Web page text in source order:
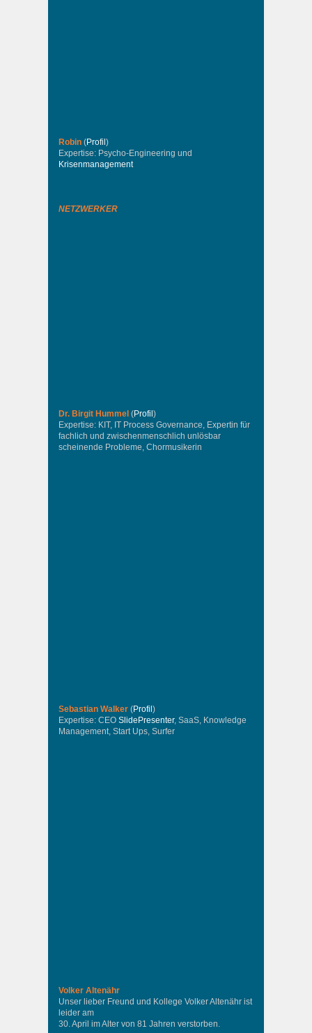
Robin (Profil)
Expertise: Psycho-Engineering und
Krisenmanagement
NETZWERKER
Dr. Birgit Hummel (Profil)
Expertise: KIT, IT Process Governance, Expertin für
fachlich und zwischenmenschlich unlösbar
scheinende Probleme, Chormusikerin
Sebastian Walker (Profil)
Expertise: CEO SlidePresenter, SaaS, Knowledge
Management, Start Ups, Surfer
Volker Altenähr
Unser lieber Freund und Kollege Volker Altenähr ist
leider am
30. April im Alter von 81 Jahren verstorben.